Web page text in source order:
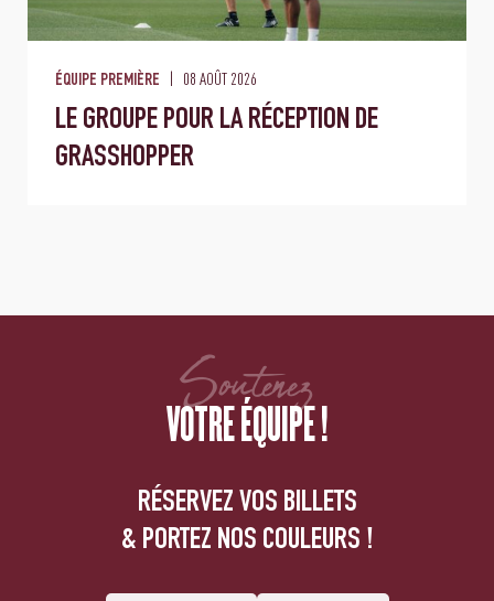
ÉQUIPE PREMIÈRE 08 AOÛT 2026
LE GROUPE POUR LA RÉCEPTION DE
GRASSHOPPER
Soutenez
VOTRE ÉQUIPE !
RÉSERVEZ VOS BILLETS
& PORTEZ NOS COULEURS !